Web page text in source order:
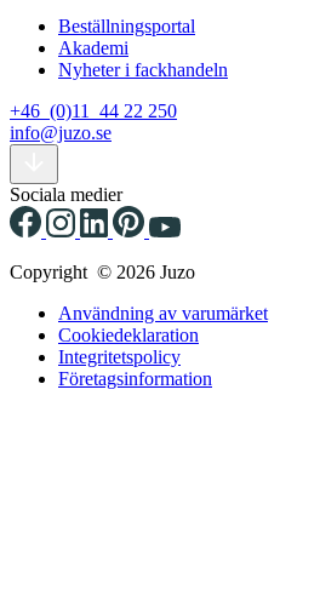
Beställningsportal
Akademi
Nyheter i fackhandeln
+46 (0)11 44 22 250
info@juzo.se
Sociala medier
Copyright © 2026 Juzo
Användning av varumärket
Cookiedeklaration
Integritetspolicy
Företagsinformation